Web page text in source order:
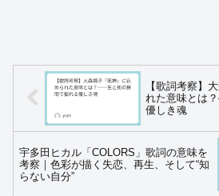
【歌詞考察】
れた意味とは
優しき魂
宇多田ヒカル「COLORS」歌詞の意味を
考察｜色彩が描く失恋、再生、そして“知
らない自分”